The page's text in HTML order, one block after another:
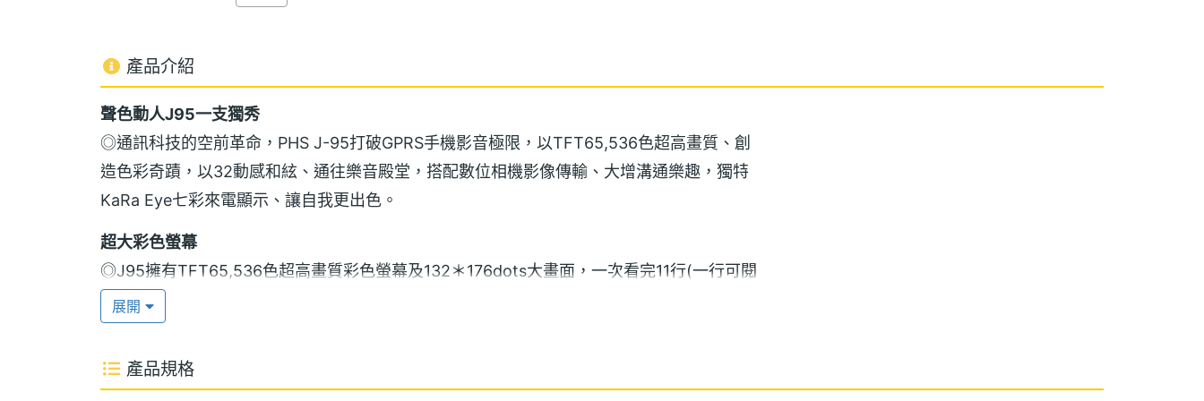
產品介紹
聲色動人J95一支獨秀
◎通訊科技的空前革命，PHS J-95打破GPRS手機影音極限，以TFT65,536色超高畫質、創
造色彩奇蹟，以32動感和絃、通往樂音殿堂，搭配數位相機影像傳輸、大增溝通樂趣，獨特
KaRa Eye七彩來電顯示、讓自我更出色。
超大彩色螢幕
◎J95擁有TFT65,536色超高畫質彩色螢幕及132＊176dots大畫面，一次看完11行(一行可閱
讀21個英數字或10個中文字)，還可放大字型，選擇文字捲動速度及方向，不論閱讀簡訊、郵
件、拇指聲色區，Easy又輕鬆。
超長待機
展開
產品規格